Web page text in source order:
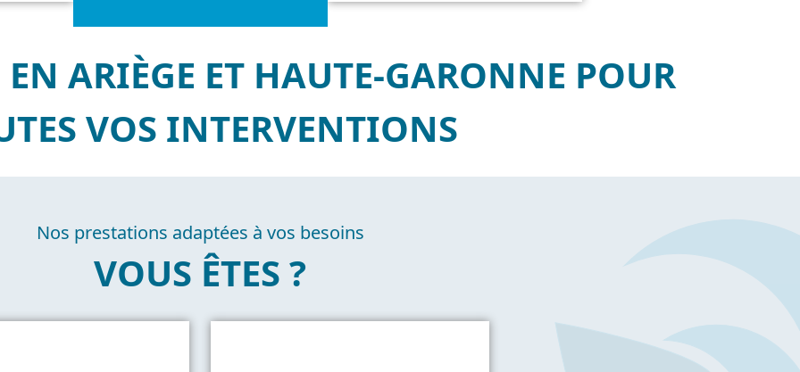
ARIÈGE ET HAUTE-GARONNE POUR
VOS INTERVENTIONS
Nos prestations adaptées à vos besoins
VOUS ÊTES ?